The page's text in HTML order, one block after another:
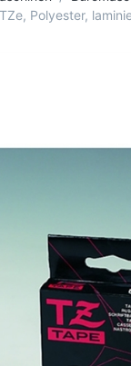
Polyester,